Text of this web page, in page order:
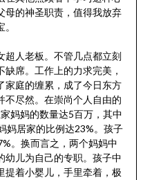
母的神圣职责，值得我放弃
超人老板。不管几点都立刻
席。工作上的力求完美，
家庭的缠累，成了今日东方
不尽然。在崇尚个人自由的
妈妈的数量达5百万，其中
妈居家的比例达23%。孩子
。换而言之，两个妈妈中
幼儿为自己的专职。孩子中
提着小婴儿，手里牵着，极